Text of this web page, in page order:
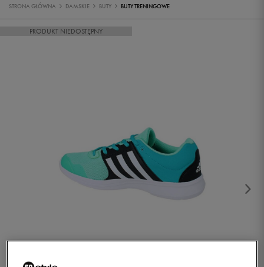
STRONA GŁÓWNA DAMSKIE BUTY BUTY TRENINGOWE
PRODUKT NIEDOSTĘPNY